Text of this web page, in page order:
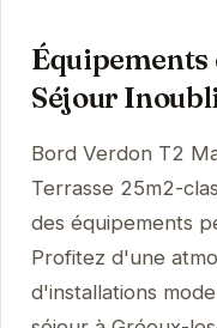
Séjour
Bord Verdon T2
Terrasse 25m2-
des équipements
Profitez d'une
d'installations